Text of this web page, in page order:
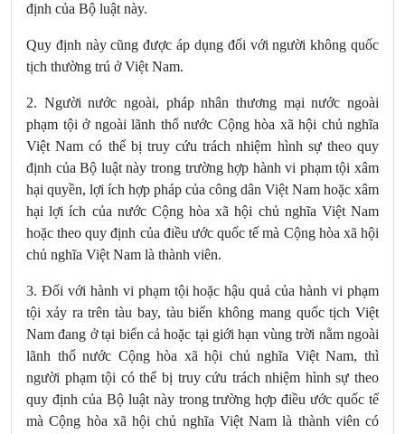
định của Bộ luật này.
Quy định này cũng được áp dụng đối với người không quốc
tịch thường trú ở Việt Nam.
2. Người nước ngoài, pháp nhân thương mại nước ngoài
phạm tội ở ngoài lãnh thổ nước Cộng hòa xã hội chủ nghĩa
Việt Nam có thể bị truy cứu trách nhiệm hình sự theo quy
định của Bộ luật này trong trường hợp hành vi phạm tội xâm
hại quyền, lợi ích hợp pháp của công dân Việt Nam hoặc xâm
hại lợi ích của nước Cộng hòa xã hội chủ nghĩa Việt Nam
hoặc theo quy định của điều ước quốc tế mà Cộng hòa xã hội
chủ nghĩa Việt Nam là thành viên.
3. Đối với hành vi phạm tội hoặc hậu quả của hành vi phạm
tội xảy ra trên tàu bay, tàu biển không mang quốc tịch Việt
Nam đang ở tại biển cả hoặc tại giới hạn vùng trời nằm ngoài
lãnh thổ nước Cộng hòa xã hội chủ nghĩa Việt Nam, thì
người phạm tội có thể bị truy cứu trách nhiệm hình sự theo
quy định của Bộ luật này trong trường hợp điều ước quốc tế
mà Cộng hòa xã hội chủ nghĩa Việt Nam là thành viên có